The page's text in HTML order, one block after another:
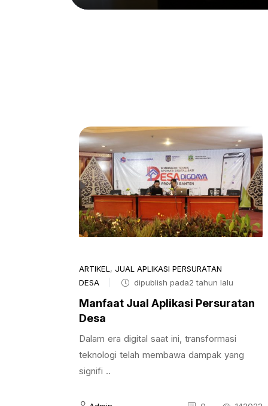
ARTIKEL , JUAL APLIKASI PERSURATAN
DESA
dipublish pada2 tahun lalu
Manfaat Jual Aplikasi Persuratan
Desa
Dalam era digital saat ini, transformasi
teknologi telah membawa dampak yang
signifi ..